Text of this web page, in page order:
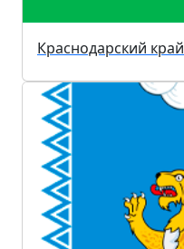
Краснодарский край